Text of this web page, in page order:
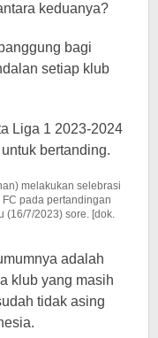
keduanya?
bagi
setiap klub
Liga 1 2023-2024
bertanding.
melakukan selebrasi
pada pertandingan
(16/7/2023) sore. [dok.
adalah
klub yang masih
tidak asing